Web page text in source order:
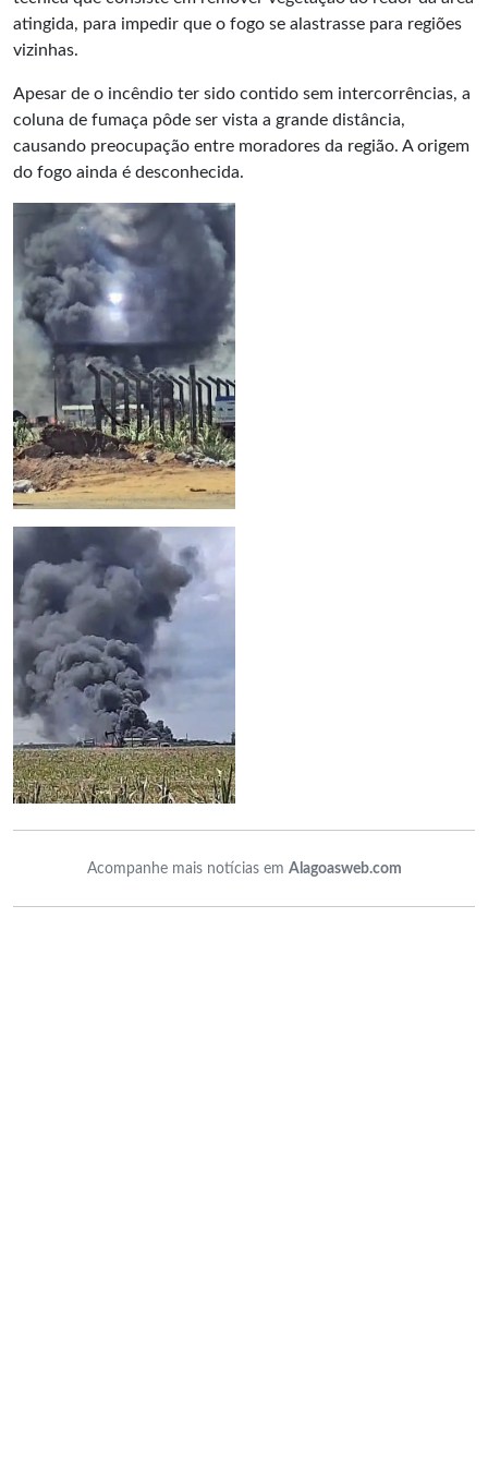
atingida, para impedir que o fogo se alastrasse para regiões
vizinhas.
Apesar de o incêndio ter sido contido sem intercorrências, a
coluna de fumaça pôde ser vista a grande distância,
causando preocupação entre moradores da região. A origem
do fogo ainda é desconhecida.
Acompanhe mais notícias em Alagoasweb.com